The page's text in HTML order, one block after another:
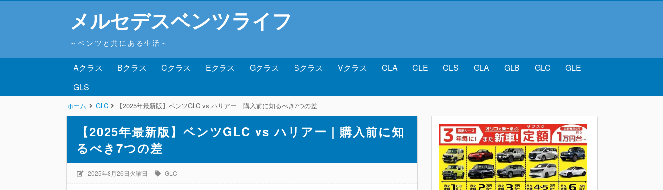
メルセデスベンツライフ
～ベンツと共にある生活～
Aクラス Bクラス Cクラス Eクラス Gクラス Sクラス Vクラス CLA CLE CLS GLA GLB GLC
GLE
GLS
ホーム GLC 【2025年最新版】ベンツGLC vs ハリアー｜購入前に知るべき7つの差
【2025年最新版】ベンツGLC vs ハリアー｜購入前に知
るべき7つの差
2025年8月26日火曜日 GLC